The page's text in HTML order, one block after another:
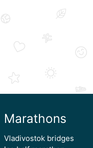
Marathons
Vladivostok bridges